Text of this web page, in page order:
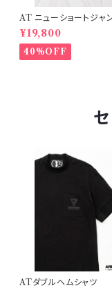
AT ニューショートジャ
ツ
¥19,800
40%OFF
ATダブルヘムシャツ